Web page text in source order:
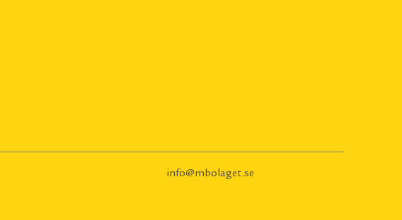
info@mbolaget.se